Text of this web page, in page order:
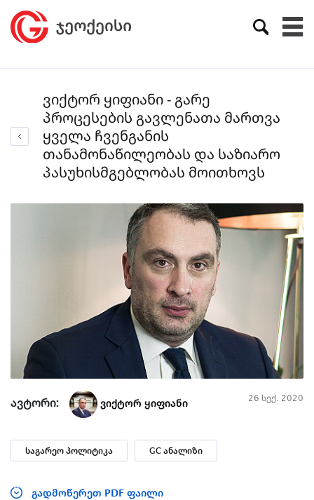
ვიქტორ ყიფიანი - გარე
პროცესების გავლენათა მართვა
ყველა ჩვენგანის
თანამონაწილეობას და საზიარო
პასუხისმგებლობას მოითხოვს
ავტორი: ვიქტორ ყიფიანი 26 სექ. 2020
საგარეო პოლიტიკა GC ანალიზი
გადმოწერეთ PDF ფაილი